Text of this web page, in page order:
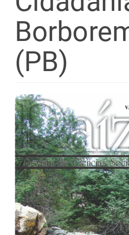
(PB)
Barra
lateral
de
artigos